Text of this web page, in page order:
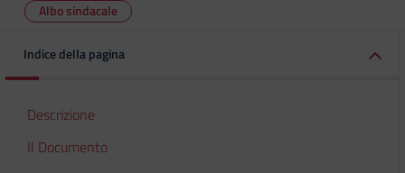
Albo sindacale
Indice della pagina
Descrizione
Il Documento